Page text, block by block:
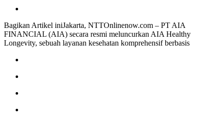
Bagikan Artikel iniJakarta, NTTOnlinenow.com – PT AIA
FINANCIAL (AIA) secara resmi meluncurkan AIA Healthy
Longevity, sebuah layanan kesehatan komprehensif berbasis